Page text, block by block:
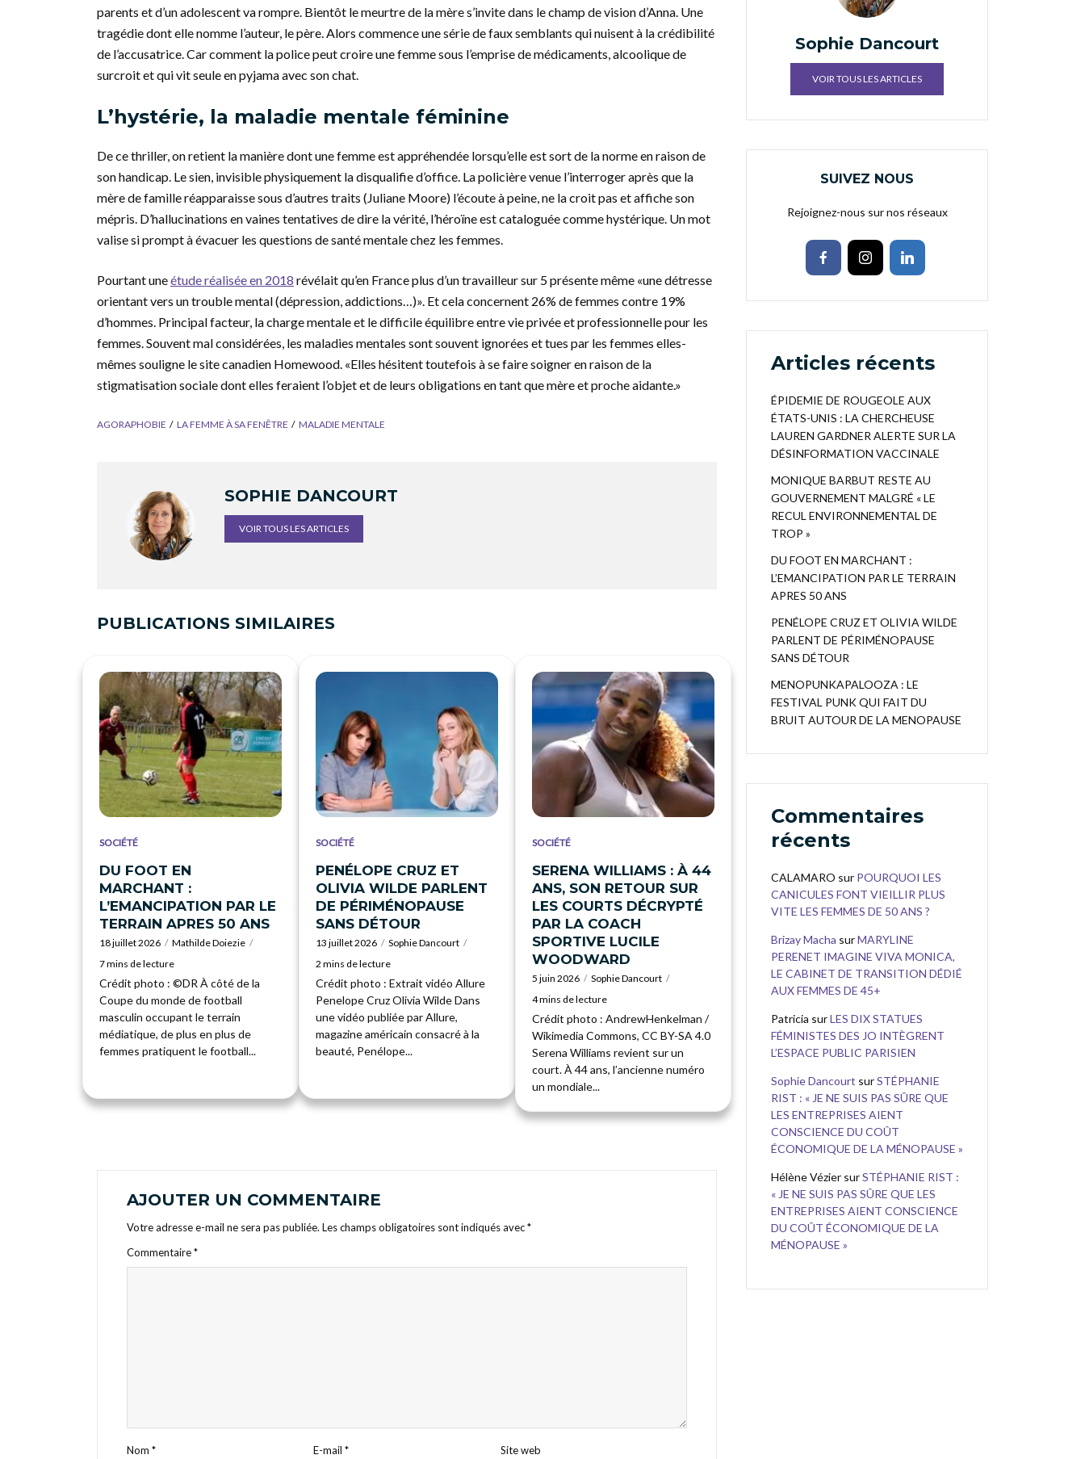
parents et d’un adolescent va rompre. Bientôt le meurtre de la mère s’invite dans le champ de vision d’Anna. Une
tragédie dont elle nomme l’auteur, le père. Alors commence une série de faux semblants qui nuisent à la crédibilité
de l’accusatrice. Car comment la police peut croire une femme sous l’emprise de médicaments, alcoolique de
surcroit et qui vit seule en pyjama avec son chat.
L’hystérie, la maladie mentale féminine
De ce thriller, on retient la manière dont une femme est appréhendée lorsqu’elle est sort de la norme en raison de
son handicap. Le sien, invisible physiquement la disqualifie d’office. La policière venue l’interroger après que la
mère de famille réapparaisse sous d’autres traits (Juliane Moore) l’écoute à peine, ne la croit pas et affiche son
mépris. D’hallucinations en vaines tentatives de dire la vérité, l’héroïne est cataloguée comme hystérique. Un mot
valise si prompt à évacuer les questions de santé mentale chez les femmes.
Pourtant uneétude réalisée en 2018 révélait qu’en France plus d’un travailleur sur 5 présente même «une détresse
orientant vers un trouble mental (dépression, addictions…)». Et cela concernent 26% de femmes contre 19%
d’hommes. Principal facteur, la charge mentale et le difficile équilibre entre vie privée et professionnelle pour les
femmes. Souvent mal considérées, les maladies mentales sont souvent ignorées et tues par les femmes elles-
mêmes souligne le site canadien Homewood. «Elles hésitent toutefois à se faire soigner en raison de la
stigmatisation sociale dont elles feraient l’objet et de leurs obligations en tant que mère et proche aidante.»
AGORAPHOBIE LA FEMME À SA FENÊTRE MALADIE MENTALE
SOPHIE DANCOURT
VOIR TOUS LES ARTICLES
PUBLICATIONS SIMILAIRES
SOCIÉTÉ
DU FOOT EN
MARCHANT :
L’EMANCIPATION PAR LE
TERRAIN APRES 50 ANS
18 juillet 2026
Mathilde Doiezie
7 mins de lecture
Crédit photo : ©DR À côté de la
Coupe du monde de football
masculin occupant le terrain
médiatique, de plus en plus de
femmes pratiquent le football...
SOCIÉTÉ
PENÉLOPE CRUZ ET
OLIVIA WILDE PARLENT
DE PÉRIMÉNOPAUSE
SANS DÉTOUR
13 juillet 2026
Sophie Dancourt
2 mins de lecture
Crédit photo : Extrait vidéo Allure
Penelope Cruz Olivia Wilde Dans
une vidéo publiée par Allure,
magazine américain consacré à la
beauté, Penélope...
SOCIÉTÉ
SERENA WILLIAMS : À 44
ANS, SON RETOUR SUR
LES COURTS DÉCRYPTÉ
PAR LA COACH
SPORTIVE LUCILE
WOODWARD
5 juin 2026
Sophie Dancourt
4 mins de lecture
Crédit photo : AndrewHenkelman /
Wikimedia Commons, CC BY-SA 4.0
Serena Williams revient sur un
court. À 44 ans, l’ancienne numéro
un mondiale...
AJOUTER UN COMMENTAIRE
Votre adresse e-mail ne sera pas publiée. Les champs obligatoires sont indiqués avec*
Commentaire*
Nom * E-mail* Site web
Sophie Dancourt
VOIR TOUS LES ARTICLES
SUIVEZ NOUS
Rejoignez-nous sur nos réseaux
Articles récents
ÉPIDEMIE DE ROUGEOLE AUX
ÉTATS-UNIS : LA CHERCHEUSE
LAUREN GARDNER ALERTE SUR LA
DÉSINFORMATION VACCINALE
MONIQUE BARBUT RESTE AU
GOUVERNEMENT MALGRÉ « LE
RECUL ENVIRONNEMENTAL DE
TROP »
DU FOOT EN MARCHANT :
L’EMANCIPATION PAR LE TERRAIN
APRES 50 ANS
PENÉLOPE CRUZ ET OLIVIA WILDE
PARLENT DE PÉRIMÉNOPAUSE
SANS DÉTOUR
MENOPUNKAPALOOZA : LE
FESTIVAL PUNK QUI FAIT DU
BRUIT AUTOUR DE LA MENOPAUSE
Commentaires
récents
CALAMARO sur POURQUOI LES
CANICULES FONT VIEILLIR PLUS
VITE LES FEMMES DE 50 ANS ?
Brizay Macha surMARYLINE
PERENET IMAGINE VIVA MONICA,
LE CABINET DE TRANSITION DÉDIÉ
AUX FEMMES DE 45+
Patricia surLES DIX STATUES
FÉMINISTES DES JO INTÈGRENT
L’ESPACE PUBLIC PARISIEN
Sophie Dancourt surSTÉPHANIE
RIST : « JE NE SUIS PAS SÛRE QUE
LES ENTREPRISES AIENT
CONSCIENCE DU COÛT
ÉCONOMIQUE DE LA MÉNOPAUSE »
Hélène Vézier surSTÉPHANIE RIST :
« JE NE SUIS PAS SÛRE QUE LES
ENTREPRISES AIENT CONSCIENCE
DU COÛT ÉCONOMIQUE DE LA
MÉNOPAUSE »